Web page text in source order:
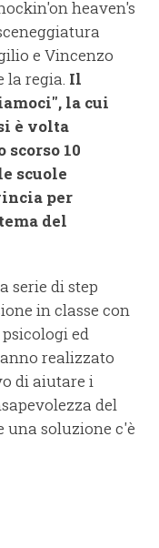
heaven's
e Vincenzo
la regia. Il
la cui
è volta
10
scuole
per
del
serie di step
in classe con
ed
realizzato
di aiutare i
del
una soluzione c'è